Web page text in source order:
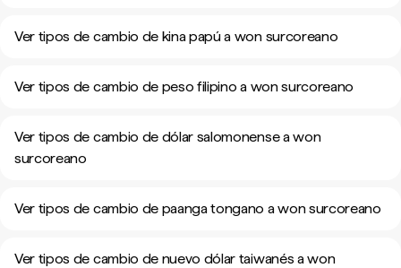
Ver tipos de cambio de kina papú a won surcoreano
Ver tipos de cambio de peso filipino a won surcoreano
Ver tipos de cambio de dólar salomonense a won
surcoreano
Ver tipos de cambio de paanga tongano a won surcoreano
Ver tipos de cambio de nuevo dólar taiwanés a won